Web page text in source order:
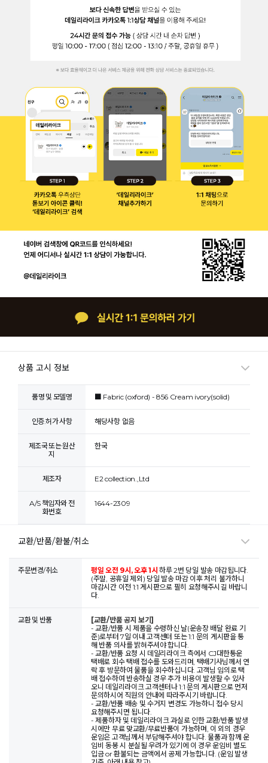
상품 고시 정보
품명 및 모델명 ■ Fabric (oxford) - 856 Cream ivory(solid)
인증.허가 사항 해당사항 없음
제조국 또는 원산
지
한국
제조자 E2 collection.,Ltd
A/S 책임자와 전
화번호
1644-2309
교환/반품/환불/취소
주문변경/취소 평일 오전 9시, 오후 1시하루 2번 당일 발송 마감됩니다.
(주말, 공휴일 제외) 당일 발송 마감 이후 처리 불가하니
마감시간 이전 1:1 게시판으로 필히 요청해주시길 바랍니
다.
교환 및 반품
[교환/반품 공지 보기]
- 교환/반품 시 제품을 수령하신 날(운송장 배달 완료 기
준)로부터 7일 이내 고객센터 또는 1:1 문의 게시판을 통
해 반품 의사를 밝혀주셔야 합니다.
- 교환/반품 요청 시 데일리라이크 측에서 CJ대한통운
택배로 회수 택배 접수를 도와드리며, 택배기사님께서 연
락 후 방문하여 물품을 회수하십니다. 고객님 임의로 택
배 접수하여 반송하실 경우 추가 비용이 발생할 수 있사
오니 데일리라이크 고객센터나 1:1 문의 게시판으로 먼저
문의하시어 직원의 안내에 따라주시기 바랍니다.
- 교환/반품 배송 및 수거지 변경도 가능하니 접수 당시
요청해주시면 됩니다.
- 제품하자 및 데일리라이크 과실로 인한 교환/반품 발생
시에만 무료 맞교환/무료반품이 가능하며, 이 외의 경우
운임은 고객님께서 부담해주셔야 합니다. 물품과 함께 운
임비 동봉 시 분실될 우려가 있기에 이 경우 운임비 별도
입금 or 환불되는 금액에서 공제 가능합니다. (운임 발생